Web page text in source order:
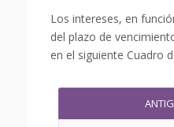
Los intereses, en
del plazo de
en el siguiente Cuadro